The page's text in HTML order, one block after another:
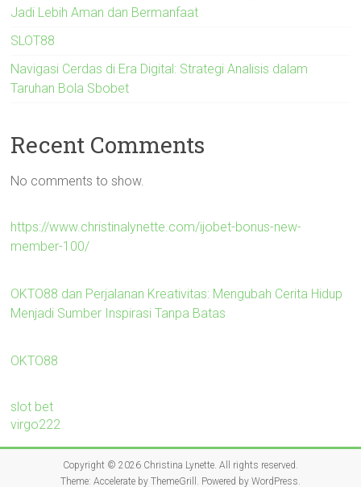
Jadi Lebih Aman dan Bermanfaat
SLOT88
Navigasi Cerdas di Era Digital: Strategi Analisis dalam
Taruhan Bola Sbobet
Recent Comments
No comments to show.
https://www.christinalynette.com/ijobet-bonus-new-
member-100/
OKTO88 dan Perjalanan Kreativitas: Mengubah Cerita Hidup
Menjadi Sumber Inspirasi Tanpa Batas
OKTO88
slot bet
virgo222
Copyright © 2026 Christina Lynette. All rights reserved.
Theme: Accelerateby ThemeGrill. Powered by WordPress